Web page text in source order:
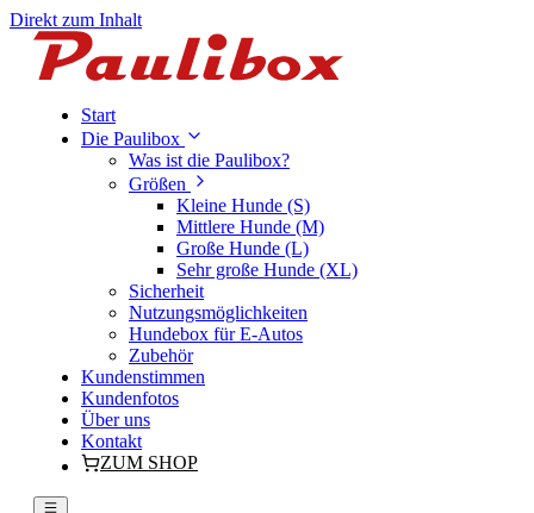
Direkt zum Inhalt
Start
Die Paulibox
Was ist die Paulibox?
Größen
Kleine Hunde (S)
Mittlere Hunde (M)
Große Hunde (L)
Sehr große Hunde (XL)
Sicherheit
Nutzungsmöglichkeiten
Hundebox für E-Autos
Zubehör
Kundenstimmen
Kundenfotos
Über uns
Kontakt
ZUM SHOP